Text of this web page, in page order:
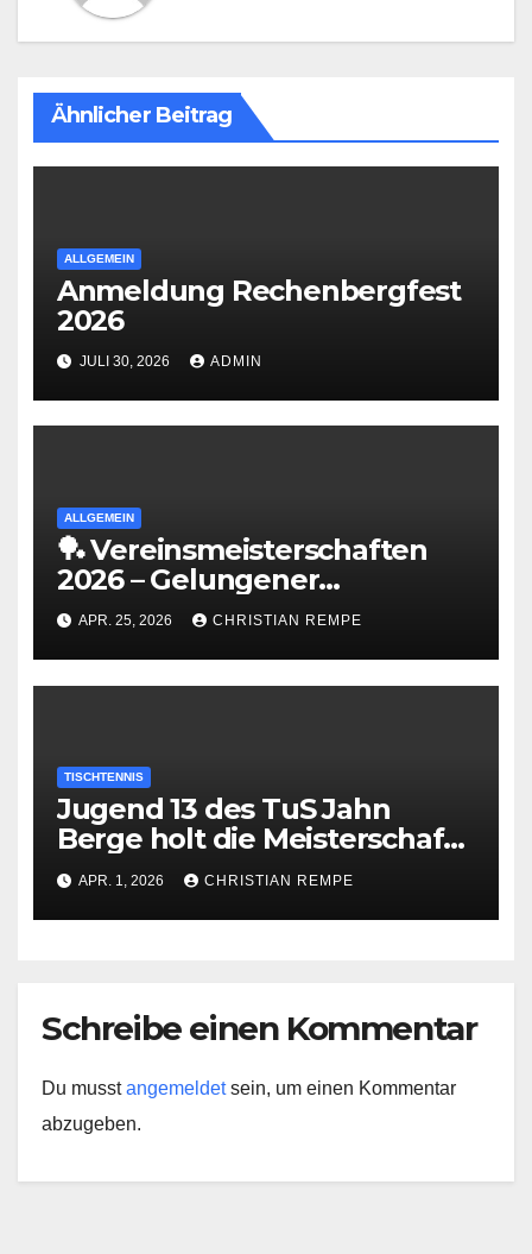
Ähnlicher Beitrag
ALLGEMEIN
Anmeldung Rechenbergfest
2026
JULI 30, 2026 ADMIN
ALLGEMEIN
🏓 Vereinsmeisterschaften
2026 – Gelungener
Saisonabschluss 🎉
APR. 25, 2026 CHRISTIAN REMPE
TISCHTENNIS
Jugend 13 des TuS Jahn
Berge holt die Meisterschaft
in der Bezirksoberliga
APR. 1, 2026 CHRISTIAN REMPE
Schreibe einen Kommentar
Du musstangemeldetsein, um einen Kommentar
abzugeben.